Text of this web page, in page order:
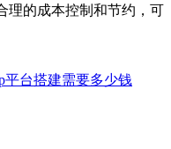
理的成本控制和节约，可
平台搭建需要多少钱